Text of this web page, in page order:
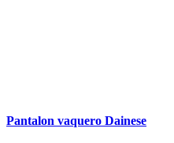
Pantalon vaquero Dainese